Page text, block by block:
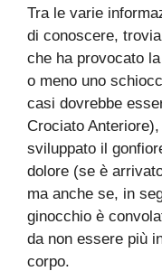
Tra le varie
di conoscere,
che ha provocato
o meno uno
casi dovrebbe
Crociato
sviluppato il
dolore (se è
ma anche se, in
ginocchio è
da non essere più
corpo.